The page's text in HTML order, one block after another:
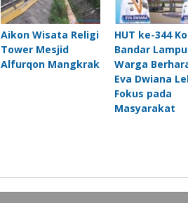
Aikon Wisata Religi
Tower Mesjid
Alfurqon Mangkrak
HUT ke-344
Bandar
Warga
Eva Dwiana
Fokus pada
Masyarakat